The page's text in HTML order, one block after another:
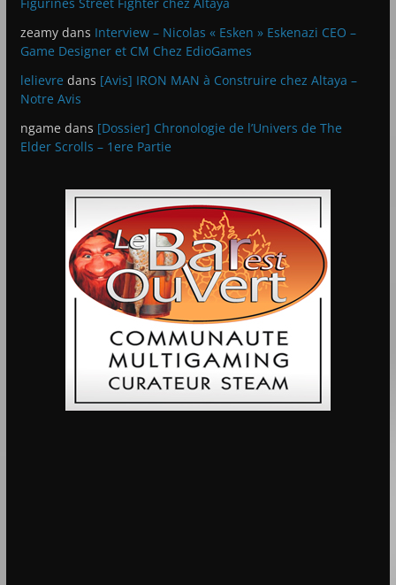
zeamydans Interview – Nicolas « Esken » Eskenazi CEO –
Game Designer et CM Chez EdioGames
lelievre dans [Avis] IRON MAN à Construire chez Altaya –
Notre Avis
ngame dans [Dossier] Chronologie de l’Univers de The
Elder Scrolls – 1ere Partie